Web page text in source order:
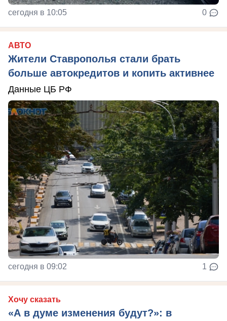
сегодня в 10:05 0
АВТО
Жители Ставрополья стали брать
больше автокредитов и копить активнее
Данные ЦБ РФ
сегодня в 09:02 1
Хочу сказать
«А в думе изменения будут?»: в